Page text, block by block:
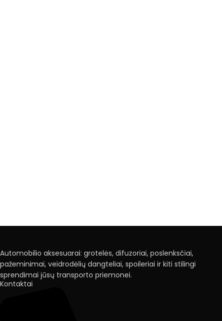
Automobilio aksesuarai: grotelės, difuzoriai, poslenksčiai,
pažeminimai, veidrodėlių dangteliai, spoileriai ir kiti stilingi
sprendimai jūsų transporto priemonei.
Kontaktai